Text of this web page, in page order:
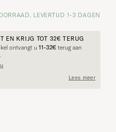
LEVERTIJD 1-3 DAGEN
EN KRIJG TOT 32€ TERUG
ontvangt u 11-32€ terug aan
Lees meer